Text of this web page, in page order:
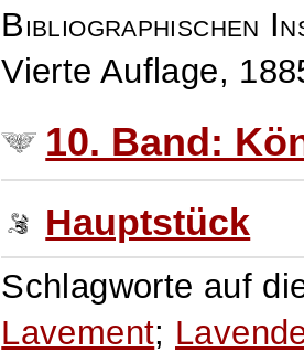
Bibliographischen
Vierte Auflage,
10. Band:
Hauptstück
Schlagworte auf
Lavement;